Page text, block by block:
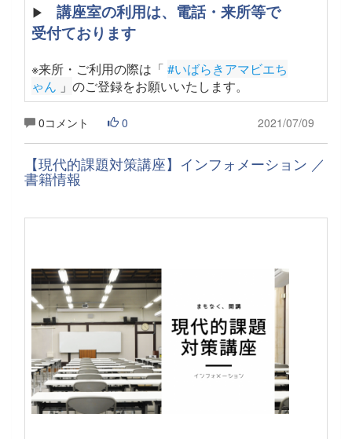
▶ 講座室の利用は、電話・来所等で
受付ております
※来所・ご利用の際は「 #いばらきアマビエち
ゃん 」 のご登録をお願いいたします。
0コメント 0 2021/07/09
【現代的課題対策講座】インフォメーション ／
書籍情報